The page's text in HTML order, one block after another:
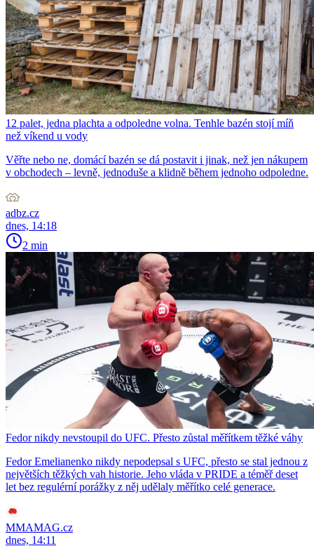
12 palet, jedna plachta a odpoledne volna. Tenhle bazén stojí míň
než víkend u vody
Věřte nebo ne, domácí bazén se dá postavit i jinak, než jen nákupem
v obchodech – levně, jednoduše a klidně během jednoho odpoledne.
adbz.cz
dnes, 14:18
2 min
Fedor nikdy nevstoupil do UFC. Přesto zůstal měřítkem těžké váhy
Fedor Emelianenko nikdy nepodepsal s UFC, přesto se stal jednou z
největších těžkých vah historie. Jeho vláda v PRIDE a téměř deset
let bez regulérní porážky z něj udělaly měřítko celé generace.
MMAMAG.cz
dnes, 14:11